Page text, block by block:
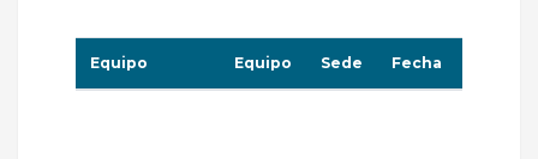
Equipo Equipo Sede Fecha